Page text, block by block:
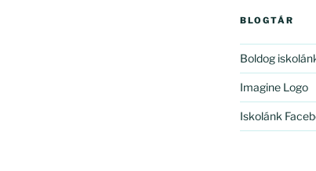
BLOGTÁR
Boldog
Imagine Logo
Iskolánk